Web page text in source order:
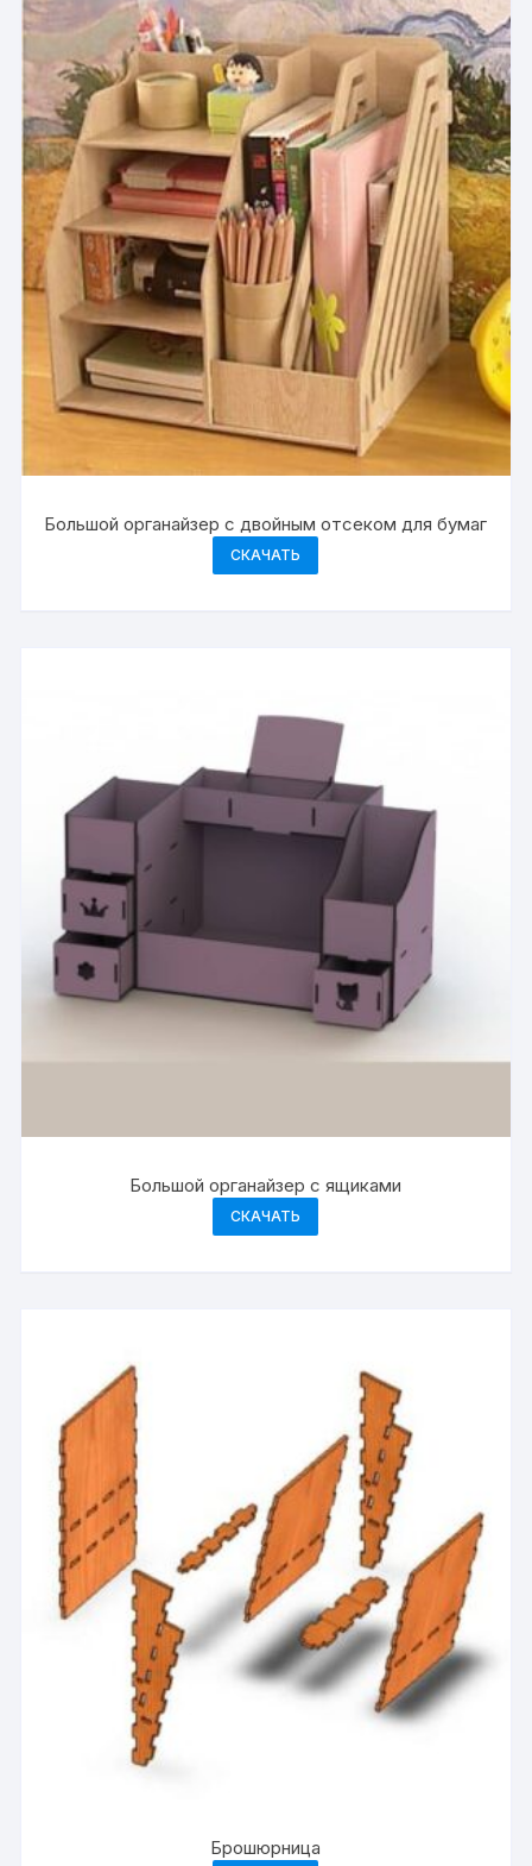
Большой органайзер с двойным отсеком для бумаг
СКАЧАТЬ
Большой органайзер с ящиками
СКАЧАТЬ
Брошюрница